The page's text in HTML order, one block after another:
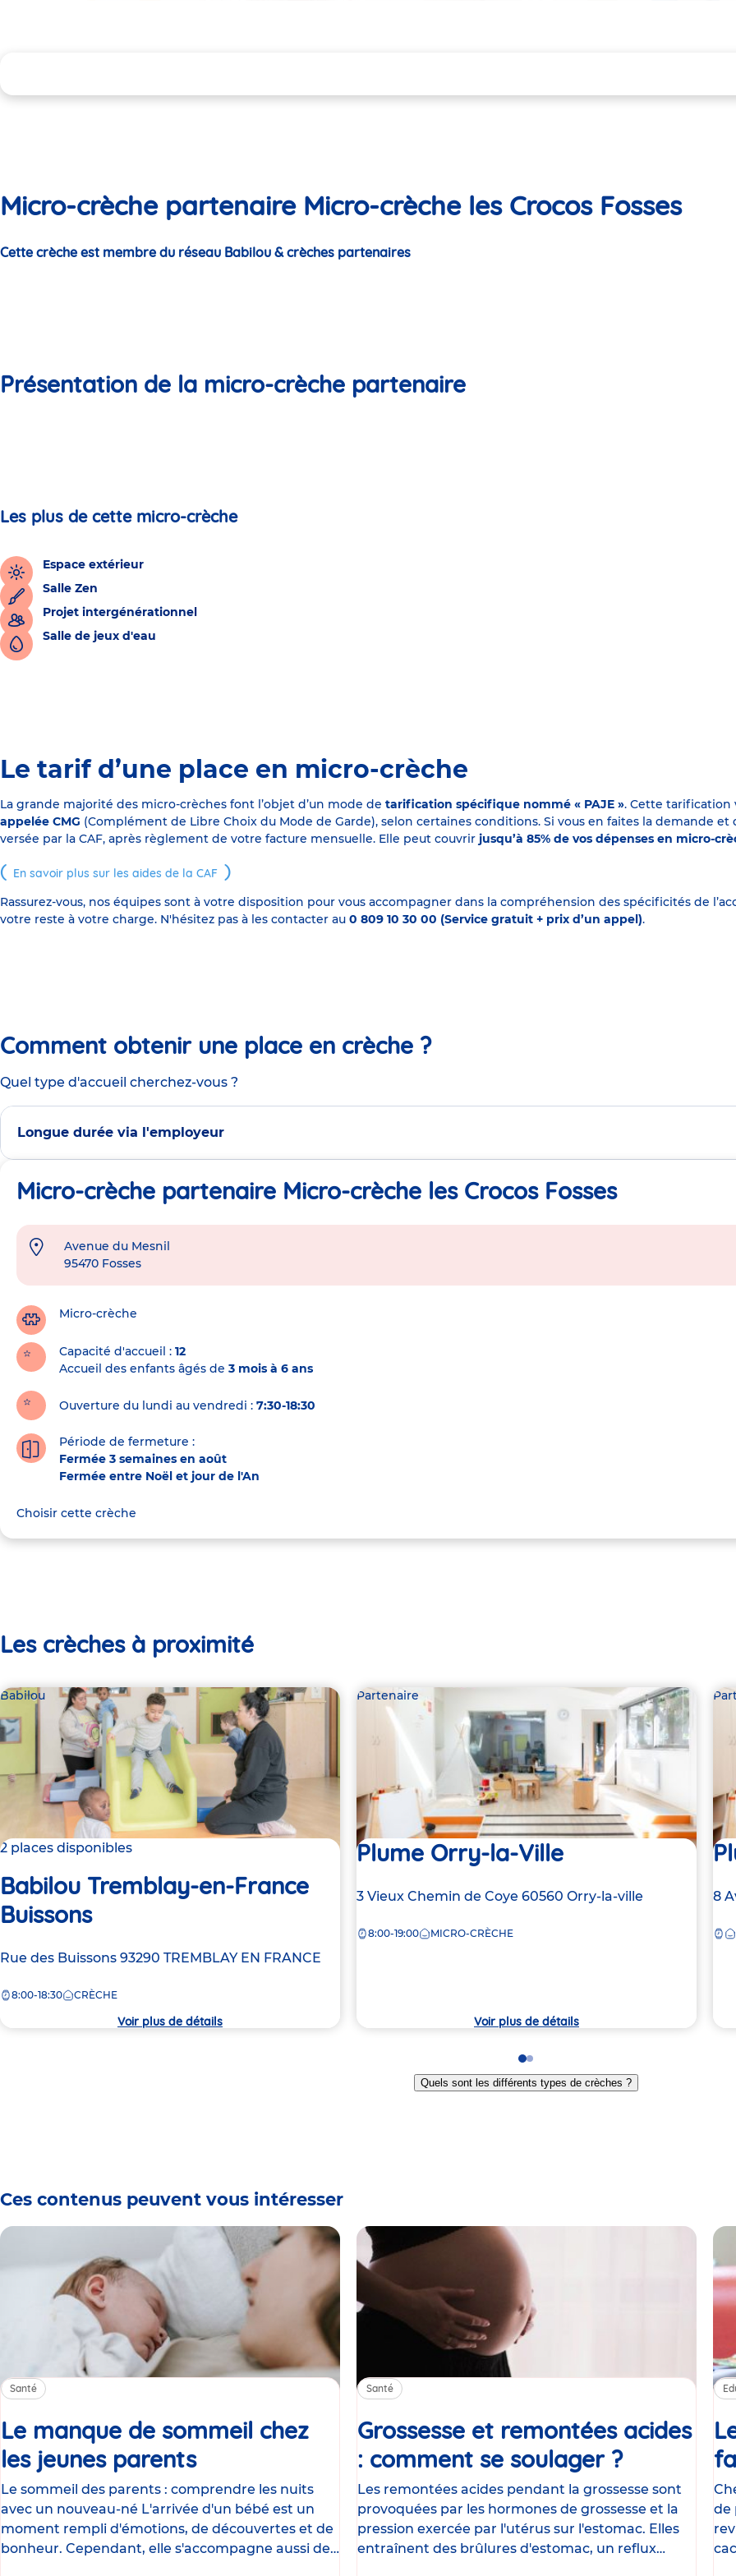
Micro-crèche partenaire Micro-crèche les Crocos Fosses
Cette crèche est membre du réseau Babilou & crèches partenaires
Présentation de la micro-crèche partenaire
Les plus de cette micro-crèche
Espace extérieur
Salle Zen
Projet intergénérationnel
Salle de jeux d'eau
Le tarif d’une place en micro-crèche
La grande majorité des micro-crèches font l’objet d’un mode de tarification spécifique nommé « PAJE ». Cette tarification
appelée CMG (Complément de Libre Choix du Mode de Garde), selon certaines conditions. Si vous en faites la demande
versée par la CAF, après règlement de votre facture mensuelle. Elle peut couvrir jusqu’à 85% de vos dépenses en micro-
En savoir plus sur les aides de la CAF
Rassurez-vous, nos équipes sont à votre disposition pour vous accompagner dans la compréhension des spécificités de
votre reste à votre charge. N'hésitez pas à les contacter au 0 809 10 30 00 (Service gratuit + prix d’un appel).
Comment obtenir une place en crèche ?
Quel type d'accueil cherchez-vous ?
Longue durée via l'employeur
Micro-crèche partenaire Micro-crèche les Crocos Fosses
Adresse
crèche
Avenue du Mesnil
95470 Fosses
Micro-crèche
Capacité d'accueil
12
Accueil des enfants âgés de 3 mois à 6 ans
Ouverture du lundi au vendredi : 7:30-18:30
Période de fermeture :
Fermée 3 semaines en août
Fermée entre Noël et jour de l'An
Choisir cette crèche
Les crèches à proximité
Babilou
2 places disponibles
Babilou Tremblay-en-France
Buissons
Adresse
la
Rue des Buissons 93290 TREMBLAY EN FRANCE
8:00-18:30 CRÈCHE
Voir plus de détails
Partenaire
Plume Orry-la-Ville
Adresse
la
3 Vieux Chemin de Coye 60560 Orry-la-ville
8:00-19:00 MICRO-CRÈCHE
Voir plus de détails
la
8
Go
to
slide
Go
to
slide
Quels sont les différents types de crèches ?
Ces contenus peuvent vous intéresser
Santé
Le manque de sommeil chez
les jeunes parentsArticle
Le sommeil des parents : comprendre les nuits
avec un nouveau-né L'arrivée d'un bébé est un
moment rempli d'émotions, de découvertes et de
bonheur. Cependant, elle s'accompagne aussi de
Santé
Grossesse et remontées acides
: comment se soulager ?Article
Les remontées acides pendant la grossesse sont
provoquées par les hormones de grossesse et la
pression exercée par l'utérus sur l'estomac. Elles
entraînent des brûlures d'estomac, un reflux
de